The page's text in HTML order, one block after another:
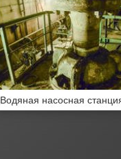
Водяная насосная